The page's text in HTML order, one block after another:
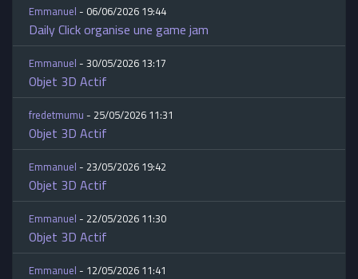
Emmanuel- 06/06/2026 19:44
Daily Click organise une game jam
Emmanuel- 30/05/2026 13:17
Objet 3D Actif
fredetmumu- 25/05/2026 11:31
Objet 3D Actif
Emmanuel- 23/05/2026 19:42
Objet 3D Actif
Emmanuel- 22/05/2026 11:30
Objet 3D Actif
Emmanuel- 12/05/2026 11:41